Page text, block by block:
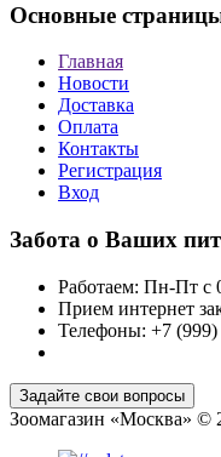
Основные
Главная
Новости
Доставка
Оплата
Контакты
Регистрация
Вход
Забота о Ваших
Работаем: Пн-Пт с
Прием интернет
Телефоны: +7 (999)
Зоомагазин «Москва» ©